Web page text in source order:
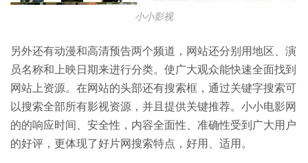
小小影视
另外还有动漫和高清预告两个频道，网站还分别用地区、演
员名称和上映日期来进行分类。使广大观众能快速全面找到
网站上资源。在网站的头部还有搜索框，通过关键字搜索可
以搜索全部所有影视资源，并且提供关键推荐。小小电影网
的的响应时间、安全性，内容全面性、准确性受到广大用户
的好评，更体现了好片网搜索特点，好用、适用。